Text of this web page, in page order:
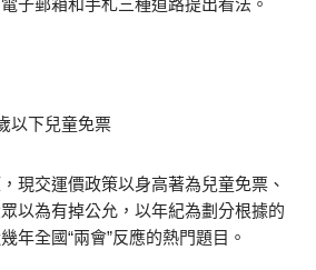
子郵箱和手札三種道路提出看法。
以下兒童免票
現交運價政策以身高著為兒童免票、
以為有掉公允，以年紀為劃分根據的
年全國“兩會”反應的熱門題目。